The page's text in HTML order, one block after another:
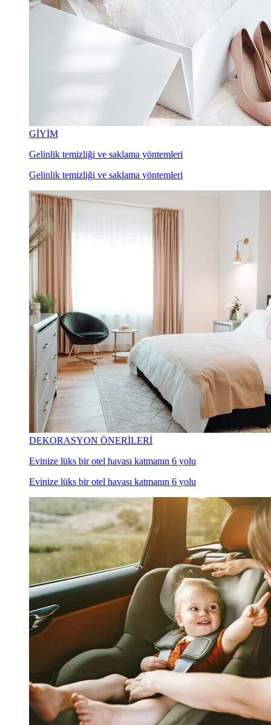
GİYİM
Gelinlik temizliği ve saklama yöntemleri
Gelinlik temizliği ve saklama yöntemleri
DEKORASYON ÖNERİLERİ
Evinize lüks bir otel havası katmanın 6 yolu
Evinize lüks bir otel havası katmanın 6 yolu